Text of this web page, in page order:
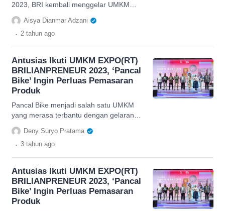
2023, BRI kembali menggelar UMKM
EXPO(RT) 2025 demi lejitkan bisnis
rakyat di tingkat pasar internasional.
Aisya Dianmar Adzani
. 2 tahun ago
Antusias Ikuti UMKM EXPO(RT)
BRILIANPRENEUR 2023, ‘Pancal
Bike’ Ingin Perluas Pemasaran
Produk
Pancal Bike menjadi salah satu UMKM
yang merasa terbantu dengan gelaran
event UMKM EXPO(RT)
BRILIANPRENEUR 2023 yang diadakan
BRI.
Deny Suryo Pratama
. 3 tahun ago
Antusias Ikuti UMKM EXPO(RT)
BRILIANPRENEUR 2023, ‘Pancal
Bike’ Ingin Perluas Pemasaran
Produk